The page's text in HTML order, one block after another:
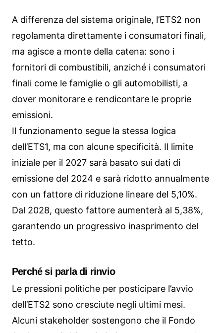
A differenza del sistema originale, l’ETS2 non
regolamenta direttamente i consumatori finali,
ma agisce a monte della catena: sono i
fornitori di combustibili, anziché i consumatori
finali come le famiglie o gli automobilisti, a
dover monitorare e rendicontare le proprie
emissioni.
Il funzionamento segue la stessa logica
dell’ETS1, ma con alcune specificità. Il limite
iniziale per il 2027 sarà basato sui dati di
emissione del 2024 e sarà ridotto annualmente
con un fattore di riduzione lineare del 5,10%.
Dal 2028, questo fattore aumenterà al 5,38%,
garantendo un progressivo inasprimento del
tetto.
Perché si parla di rinvio
Le pressioni politiche per posticipare l’avvio
dell’ETS2 sono cresciute negli ultimi mesi.
Alcuni stakeholder sostengono che il Fondo